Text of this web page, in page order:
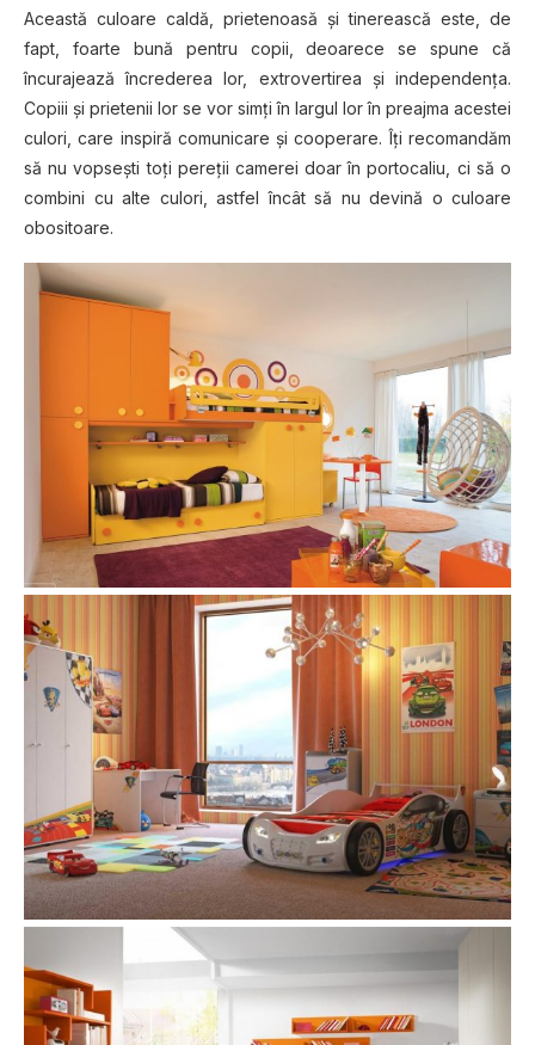
Această culoare caldă, prietenoasă şi tinerească este, de
fapt, foarte bună pentru copii, deoarece se spune că
încurajează încrederea lor, extrovertirea şi independenţa.
Copiii şi prietenii lor se vor simţi în largul lor în preajma acestei
culori, care inspiră comunicare şi cooperare. Îţi recomandăm
să nu vopseşti toţi pereţii camerei doar în portocaliu, ci să o
combini cu alte culori, astfel încât să nu devină o culoare
obositoare.